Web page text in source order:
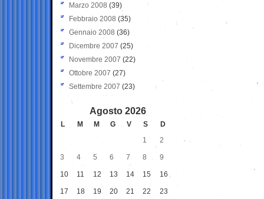
Marzo 2008 (39)
Febbraio 2008 (35)
Gennaio 2008 (36)
Dicembre 2007 (25)
Novembre 2007 (22)
Ottobre 2007 (27)
Settembre 2007 (23)
Agosto 2026
L M M G V S
D
1
2
3 4 5 6 7 8 9
10 11 12 13 14 15 16
17 18 19 20 21 22 23